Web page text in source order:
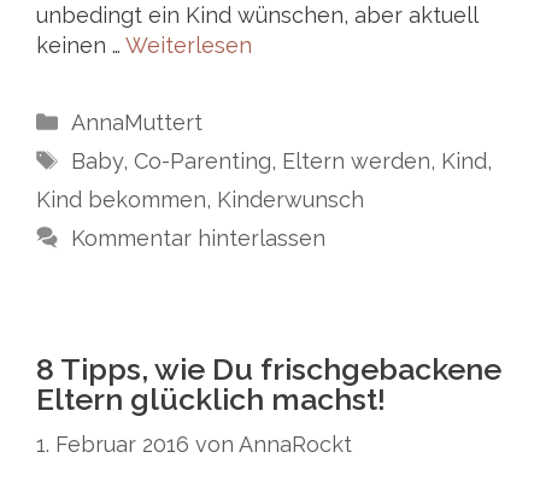
unbedingt ein Kind wünschen, aber aktuell
keinen … Weiterlesen
Kategorien
AnnaMuttert
Schlagwörter
Baby, Co-Parenting, Eltern werden, Kind,
Kind bekommen, Kinderwunsch
Kommentar hinterlassen
8 Tipps, wie Du frischgebackene
Eltern glücklich machst!
1. Februar 2016 von AnnaRockt